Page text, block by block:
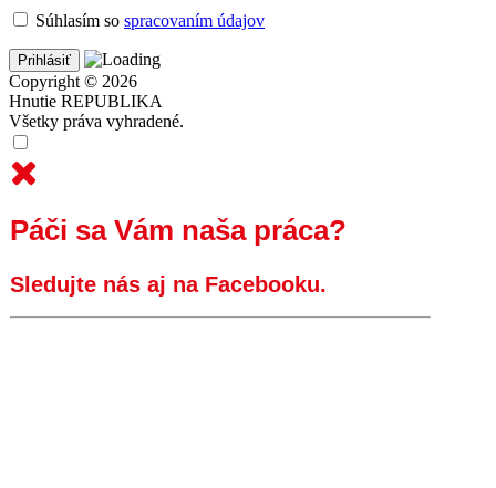
Súhlasím so spracovaním údajov
Copyright © 2026
Hnutie REPUBLIKA
Všetky práva vyhradené.
Páči sa Vám naša práca?
Sledujte nás aj na Facebooku.